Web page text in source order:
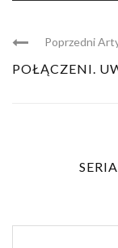
Poprzedni
POŁĄCZENI.